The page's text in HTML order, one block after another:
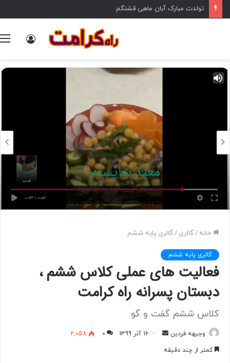
تولدت مبارک آبان ماهی قشنگم
خانه /گالری /گالری پایه ششم
گالری پایه ششم
فعالیت های عملی کلاس ششم ،
دبستان پسرانه راه کرامت
کلاس ششم گفت و گو
وجیهه فردین 16 آذر 1399 0
2,058
کمتر از چند دقیقه